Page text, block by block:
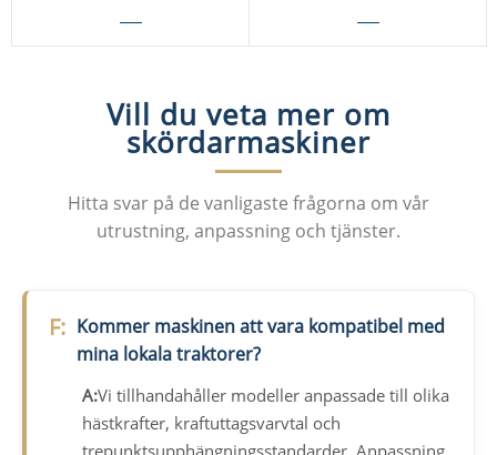
Visa detaljer Visa detaljer
Visa detaljer Visa detaljer
Vill du veta mer om
skördarmaskiner
Hitta svar på de vanligaste frågorna om vår
utrustning, anpassning och tjänster.
F: Kommer maskinen att vara kompatibel med
mina lokala traktorer?
A:Vi tillhandahåller modeller anpassade till olika
hästkrafter, kraftuttagsvarvtal och
trepunktsupphängningsstandarder. Anpassning